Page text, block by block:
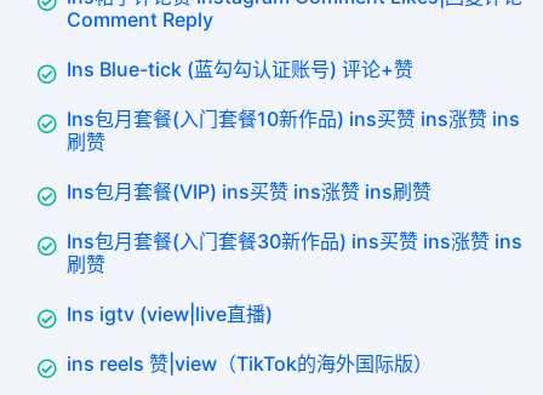
Comment Reply
Ins Blue-tick (蓝勾勾认证账号) 评论+赞
Ins包月套餐(入门套餐10新作品) ins买赞 ins涨赞 ins
刷赞
Ins包月套餐(VIP) ins买赞 ins涨赞 ins刷赞
Ins包月套餐(入门套餐30新作品) ins买赞 ins涨赞 ins
刷赞
Ins igtv (view|live直播)
ins reels 赞|view（TikTok的海外国际版）